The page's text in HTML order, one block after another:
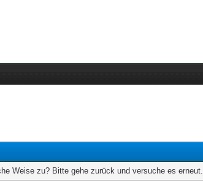
Weise zu? Bitte gehe zurück und versuche es erneut.